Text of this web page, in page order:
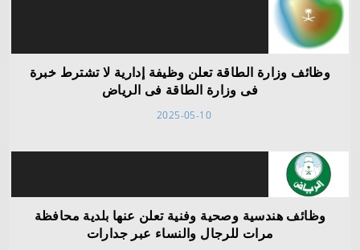
وظائف وزارة الطاقة تعلن وظيفة إدارية لا تشترط خبرة
فى وزارة الطاقة فى الرياض
2025-05-10
وظائف هندسية وصحية وفنية تعلن عنها بلدية محافظة
مرات للرجال والنساء عبر جدارات